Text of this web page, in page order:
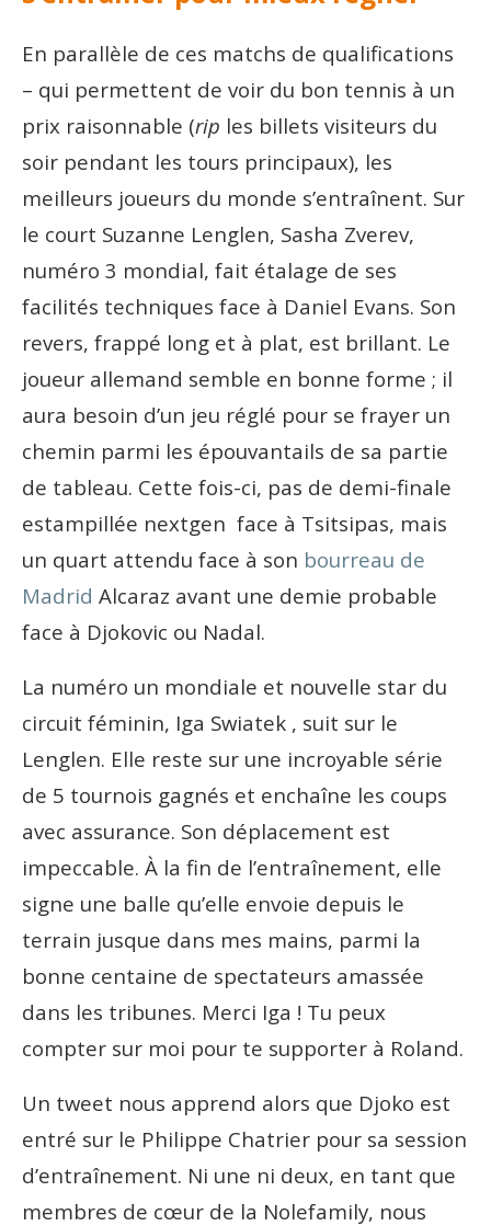
En parallèle de ces matchs de qualifications
– qui permettent de voir du bon tennis à un
prix raisonnable (rip les billets visiteurs du
soir pendant les tours principaux), les
meilleurs joueurs du monde s’entraînent. Sur
le court Suzanne Lenglen, Sasha Zverev,
numéro 3 mondial, fait étalage de ses
facilités techniques face à Daniel Evans. Son
revers, frappé long et à plat, est brillant. Le
joueur allemand semble en bonne forme ; il
aura besoin d’un jeu réglé pour se frayer un
chemin parmi les épouvantails de sa partie
de tableau. Cette fois-ci, pas de demi-finale
estampillée nextgen face à Tsitsipas, mais
un quart attendu face à son bourreau de
Madrid Alcaraz avant une demie probable
face à Djokovic ou Nadal.
La numéro un mondiale et nouvelle star du
circuit féminin, Iga Swiatek , suit sur le
Lenglen. Elle reste sur une incroyable série
de 5 tournois gagnés et enchaîne les coups
avec assurance. Son déplacement est
impeccable. À la fin de l’entraînement, elle
signe une balle qu’elle envoie depuis le
terrain jusque dans mes mains, parmi la
bonne centaine de spectateurs amassée
dans les tribunes. Merci Iga ! Tu peux
compter sur moi pour te supporter à Roland.
Un tweet nous apprend alors que Djoko est
entré sur le Philippe Chatrier pour sa session
d’entraînement. Ni une ni deux, en tant que
membres de cœur de la Nolefamily, nous